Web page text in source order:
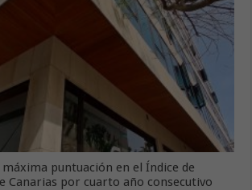
puntuación en el Índice de
Canarias por cuarto año consecutivo